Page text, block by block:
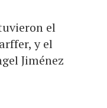
el
y el
Jiménez